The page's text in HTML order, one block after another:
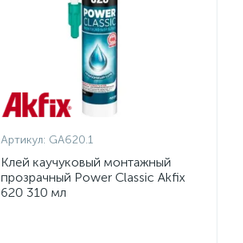
Артикул: GA620.1
Клей каучуковый монтажный
прозрачный Power Classic Akfix
620 310 мл